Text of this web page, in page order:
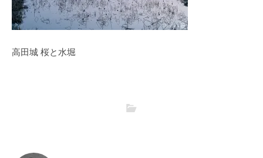
高田城 桜と水堀